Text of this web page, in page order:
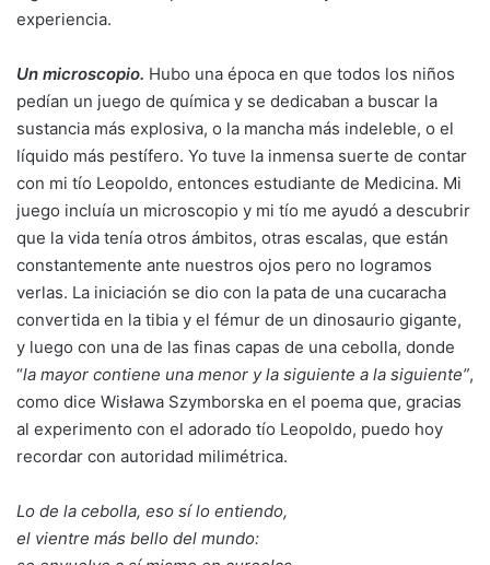
experiencia.
Un microscopio. Hubo una época en que todos los niños
pedían un juego de química y se dedicaban a buscar la
sustancia más explosiva, o la mancha más indeleble, o el
líquido más pestífero. Yo tuve la inmensa suerte de contar
con mi tío Leopoldo, entonces estudiante de Medicina. Mi
juego incluía un microscopio y mi tío me ayudó a descubrir
que la vida tenía otros ámbitos, otras escalas, que están
constantemente ante nuestros ojos pero no logramos
verlas. La iniciación se dio con la pata de una cucaracha
convertida en la tibia y el fémur de un dinosaurio gigante,
y luego con una de las finas capas de una cebolla, donde
“la mayor contiene una menor y la siguiente a la siguiente”,
como dice Wisława Szymborska en el poema que, gracias
al experimento con el adorado tío Leopoldo, puedo hoy
recordar con autoridad milimétrica.
Lo de la cebolla, eso sí lo entiendo,
el vientre más bello del mundo: